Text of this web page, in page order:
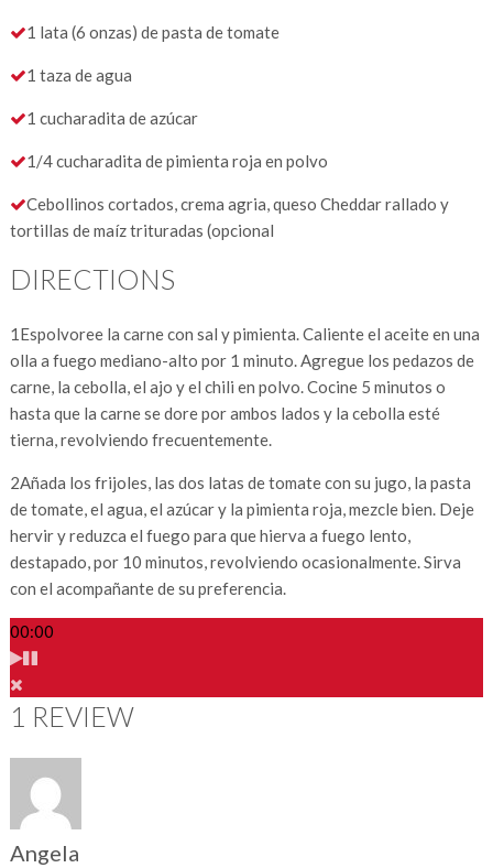
1 lata (6 onzas) de pasta de tomate
1 taza de agua
1 cucharadita de azúcar
1/4 cucharadita de pimienta roja en polvo
Cebollinos cortados, crema agria, queso Cheddar rallado y
tortillas de maíz trituradas (opcional
DIRECTIONS
1Espolvoree la carne con sal y pimienta. Caliente el aceite en una
olla a fuego mediano-alto por 1 minuto. Agregue los pedazos de
carne, la cebolla, el ajo y el chili en polvo. Cocine 5 minutos o
hasta que la carne se dore por ambos lados y la cebolla esté
tierna, revolviendo frecuentemente.
2Añada los frijoles, las dos latas de tomate con su jugo, la pasta
de tomate, el agua, el azúcar y la pimienta roja, mezcle bien. Deje
hervir y reduzca el fuego para que hierva a fuego lento,
destapado, por 10 minutos, revolviendo ocasionalmente. Sirva
con el acompañante de su preferencia.
00:00
1 REVIEW
Angela